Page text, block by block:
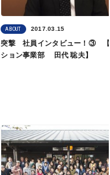
ABOUT 2017.03.15
突撃 社員インタビュー！③ 【
ション事業部 田代 聡夫】